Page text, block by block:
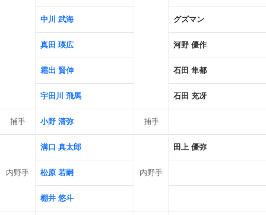
中川 武海 グズマン
真田 瑛広 河野 優作
霜出 賢伸 石田 隼都
宇田川 飛馬 石田 充冴
捕手 小野 清弥 捕手
内野手
溝口 真太郎
内野手
田上 優弥
松原 若嗣
棚井 悠斗